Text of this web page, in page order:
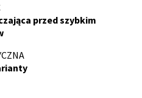
przed szybkim